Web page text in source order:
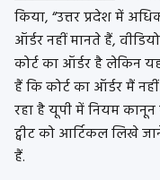
किया, “उत्तर प्रदेश में
ऑर्डर नहीं मानते हैं,
कोर्ट का ऑर्डर है लेकिन
हैं कि कोर्ट का ऑर्डर मैं
रहा है यूपी में नियम कानून
ट्वीट को आर्टिकल लिखे
हैं.